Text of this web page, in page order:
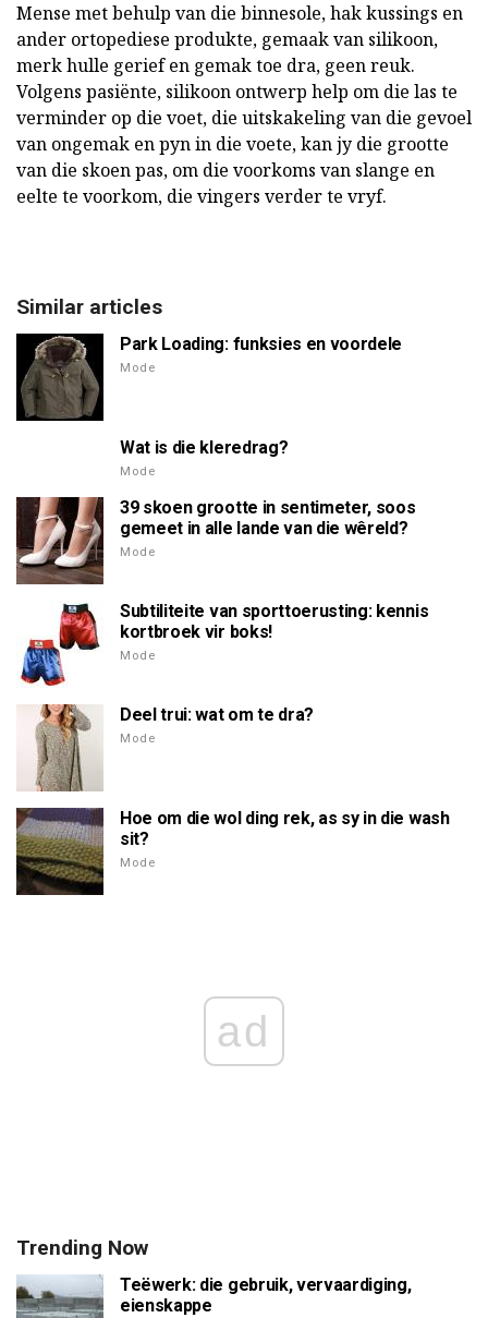
Mense met behulp van die binnesole, hak kussings en
ander ortopediese produkte, gemaak van silikoon,
merk hulle gerief en gemak toe dra, geen reuk.
Volgens pasiënte, silikoon ontwerp help om die las te
verminder op die voet, die uitskakeling van die gevoel
van ongemak en pyn in die voete, kan jy die grootte
van die skoen pas, om die voorkoms van slange en
eelte te voorkom, die vingers verder te vryf.
Similar articles
Park Loading: funksies en voordele
Mode
Wat is die kleredrag?
Mode
39 skoen grootte in sentimeter, soos
gemeet in alle lande van die wêreld?
Mode
Subtiliteite van sporttoerusting: kennis
kortbroek vir boks!
Mode
Deel trui: wat om te dra?
Mode
Hoe om die wol ding rek, as sy in die wash
sit?
Mode
ad
Trending Now
Teëwerk: die gebruik, vervaardiging,
eienskappe